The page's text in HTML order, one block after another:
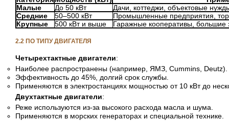
Малые
До 50 кВт
Дачи, коттеджи, объектовые
Средние
50–500 кВт
Промышленные предприятия,
Крупные
500 кВт и выше Гаражные кооперативы, большие
2.2 ПО ТИПУ ДВИГАТЕЛЯ
Четырехтактные двигатели:
Наиболее распространены (например, ЯМЗ, Cummins, Deutz).
Эффективность до 45%, долгий срок службы.
Применяются в электростанциях мощностью от 10 кВт до
Двухтактные двигатели:
Реже используются из-за высокого расхода масла и шума.
Применяются в морских генераторах и специальной технике.